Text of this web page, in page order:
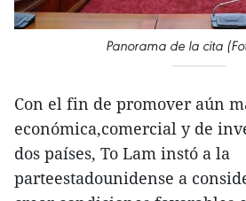
Panorama de la cita
Con el fin de promover aún
económica,comercial y de
dos países, To Lam instó a la
parteestadounidense a